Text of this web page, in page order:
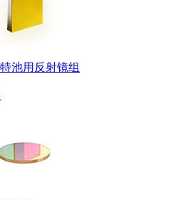
池用反射镜组